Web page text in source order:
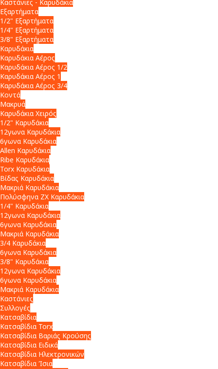
Καστάνιες - Καρυδάκια
Εξαρτήματα
1/2" Εξαρτήματα
1/4" Εξαρτήματα
3/8" Εξαρτήματα
Καρυδάκια
Καρυδάκια Αέρος
Καρυδάκια Αέρος 1/2
Καρυδάκια Αέρος 1
Καρυδάκια Αέρος 3/4
Κοντά
Μακρυά
Καρυδάκια Χειρός
1/2" Καρυδάκια
12γωνα Καρυδάκια
6γωνα Καρυδάκια
Allen Καρυδάκια
Ribe Καρυδάκια
Torx Καρυδάκια
Βίδας Καρυδάκια
Μακριά Καρυδάκια
Πολύσφηνα ZX Καρυδάκια
1/4" Καρυδάκια
12γωνα Καρυδάκια
6γωνα Καρυδάκια
Μακριά Καρυδάκια
3/4 Καρυδάκια
6γωνα Καρυδάκια
3/8" Καρυδάκια
12γωνα Καρυδάκια
6γωνα Καρυδάκια
Μακριά Καρυδάκια
Καστάνιες
Συλλογές
Κατσαβίδια
Κατσαβίδια Torx
Κατσαβίδια Βαριάς Κρούσης
Κατσαβίδια Ειδικά
Κατσαβίδια Ηλεκτρονικών
Κατσαβίδια Ίσια